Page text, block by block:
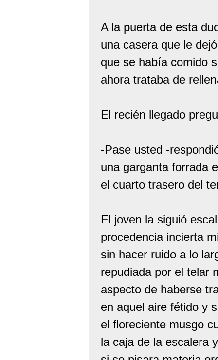
A la puerta de esta
una casera que le
que se había comido
ahora trataba de
El recién llegado
-Pase usted -
una garganta forrada
el cuarto trasero del
El joven la siguió
procedencia incierta
sin hacer ruido a lo
repudiada por el telar
aspecto de haberse
en aquel aire fétido y
el floreciente musgo
la caja de la escalera